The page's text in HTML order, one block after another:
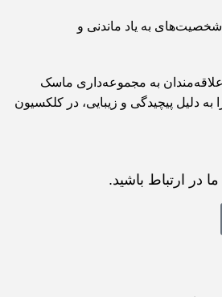
به یاد ماندنی و
به مجموعه‌داری ماسک
دلیل پیچیدگی و زیبایی، در کلکسیون
در ارتباط باشید.